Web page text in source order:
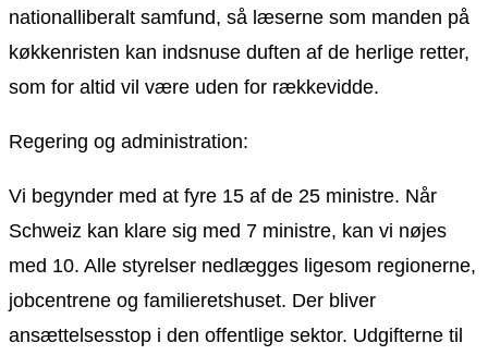
nationalliberalt samfund, så læserne som manden på
køkkenristen kan indsnuse duften af de herlige retter,
som for altid vil være uden for rækkevidde.
Regering og administration:
Vi begynder med at fyre 15 af de 25 ministre. Når
Schweiz kan klare sig med 7 ministre, kan vi nøjes
med 10. Alle styrelser nedlægges ligesom regionerne,
jobcentrene og familieretshuset. Der bliver
ansættelsesstop i den offentlige sektor. Udgifterne til